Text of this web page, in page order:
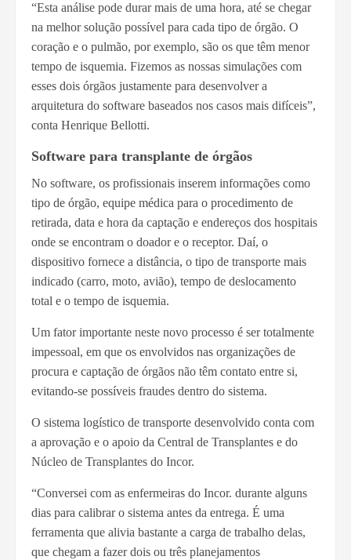
“Esta análise pode durar mais de uma hora, até se chegar
na melhor solução possível para cada tipo de órgão. O
coração e o pulmão, por exemplo, são os que têm menor
tempo de isquemia. Fizemos as nossas simulações com
esses dois órgãos justamente para desenvolver a
arquitetura do software baseados nos casos mais difíceis”,
conta Henrique Bellotti.
Software para transplante de órgãos
No software, os profissionais inserem informações como
tipo de órgão, equipe médica para o procedimento de
retirada, data e hora da captação e endereços dos hospitais
onde se encontram o doador e o receptor. Daí, o
dispositivo fornece a distância, o tipo de transporte mais
indicado (carro, moto, avião), tempo de deslocamento
total e o tempo de isquemia.
Um fator importante neste novo processo é ser totalmente
impessoal, em que os envolvidos nas organizações de
procura e captação de órgãos não têm contato entre si,
evitando-se possíveis fraudes dentro do sistema.
O sistema logístico de transporte desenvolvido conta com
a aprovação e o apoio da Central de Transplantes e do
Núcleo de Transplantes do Incor.
“Conversei com as enfermeiras do Incor. durante alguns
dias para calibrar o sistema antes da entrega. É uma
ferramenta que alivia bastante a carga de trabalho delas,
que chegam a fazer dois ou três planejamentos